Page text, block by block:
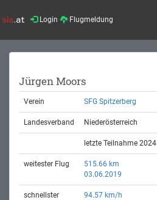
Login Flugmeldung
Jürgen Moors
Verein SFG Spitzerberg
Landesverband Niederösterreich
letzte Teilnahme 2024
weitester Flug
515.66 km
03.06.2019
schnellster
94.57 km/h